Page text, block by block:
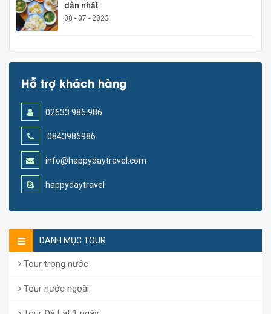
dẫn nhất
08 - 07 - 2023
Hỗ trợ khách hàng
02633 986 986
0843986986
info@happydaytravel.com
happydaytravel
DANH MỤC TOUR
Tour trong nước
Tour nước ngoài